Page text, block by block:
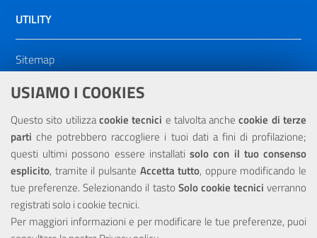
USIAMO I COOKIES
Questo sito utilizzacookie tecnici e talvolta anchecookie di terze
parti che potrebbero raccogliere i tuoi dati a fini di profilazione;
questi ultimi possono essere installatisolo con il tuo consenso
esplicito, tramite il pulsante Accetta tutto, oppure modificando le
tue preferenze. Selezionando il tasto Solo cookie tecnici verranno
registrati solo i cookie tecnici.
Per maggiori informazioni e per modificare le tue preferenze, puoi
UTILITY
Sitemap
Dichiarazione di accessibilità
NOTE LEGALI
Privacy
Portale realizzato con la partecipazione finanziaria dell'Unione